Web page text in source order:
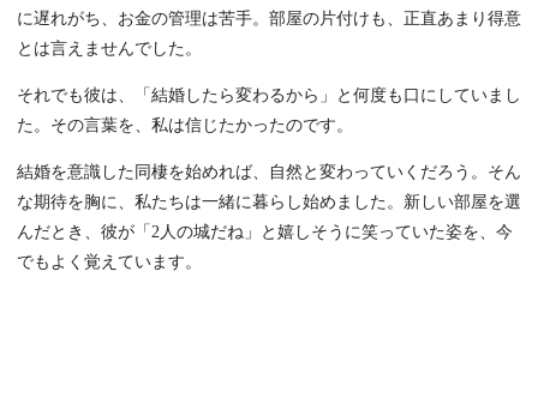
に遅れがち、お金の管理は苦手。部屋の片付けも、正直あまり得意
とは言えませんでした。
それでも彼は、「結婚したら変わるから」と何度も口にしていまし
た。その言葉を、私は信じたかったのです。
結婚を意識した同棲を始めれば、自然と変わっていくだろう。そん
な期待を胸に、私たちは一緒に暮らし始めました。新しい部屋を選
んだとき、彼が「2人の城だね」と嬉しそうに笑っていた姿を、今
でもよく覚えています。